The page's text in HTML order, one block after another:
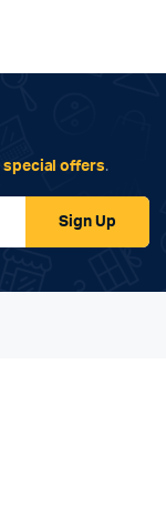
special offers.
Sign Up